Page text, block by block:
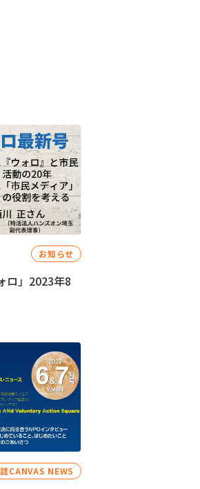
お知らせ
ロ」2023年8
CANVAS NEWS